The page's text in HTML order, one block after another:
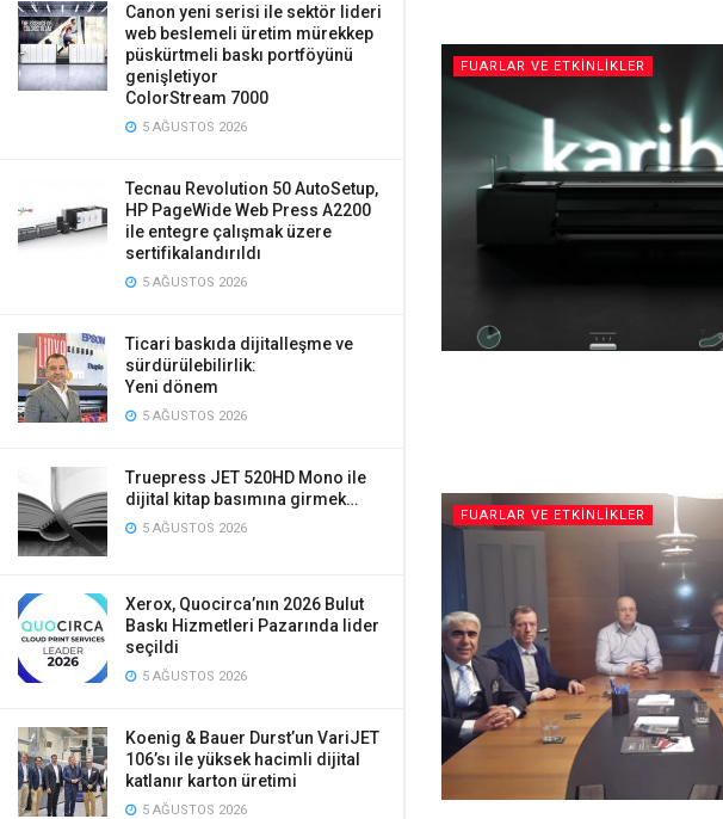
Canon yeni serisi ile sektör lideri
web beslemeli üretim mürekkep
püskürtmeli baskı portföyünü
genişletiyor
ColorStream 7000
5 AĞUSTOS 2026
Tecnau Revolution 50 AutoSetup,
HP PageWide Web Press A2200
ile entegre çalışmak üzere
sertifikalandırıldı
5 AĞUSTOS 2026
Ticari baskıda dijitalleşme ve
sürdürülebilirlik:
Yeni dönem
5 AĞUSTOS 2026
Truepress JET 520HD Mono ile
dijital kitap basımına girmek…
5 AĞUSTOS 2026
Xerox, Quocirca’nın 2026 Bulut
Baskı Hizmetleri Pazarında lider
seçildi
5 AĞUSTOS 2026
Koenig & Bauer Durst’un VariJET
106’sı ile yüksek hacimli dijital
katlanır karton üretimi
5 AĞUSTOS 2026
FUARLAR VE ETKINLIKLER
FUARLAR VE ETKINLIKLER